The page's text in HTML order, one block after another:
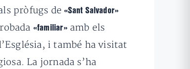
pròfugs de«Sant Salvador»
«familiar»amb els
i també ha visitat
La jornada s’ha